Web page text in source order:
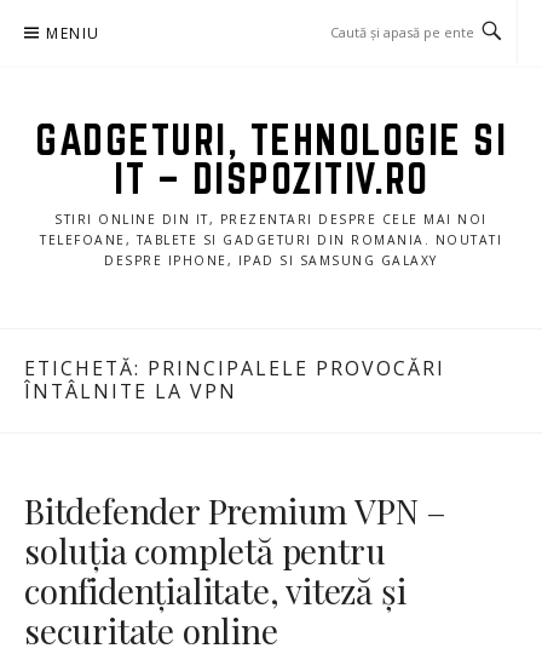
MENIU
GADGETURI, TEHNOLOGIE SI
IT – DISPOZITIV.RO
STIRI ONLINE DIN IT, PREZENTARI DESPRE CELE MAI NOI
TELEFOANE, TABLETE SI GADGETURI DIN ROMANIA. NOUTATI
DESPRE IPHONE, IPAD SI SAMSUNG GALAXY
ETICHETĂ: PRINCIPALELE PROVOCĂRI
ÎNTÂLNITE LA VPN
Bitdefender Premium VPN –
soluția completă pentru
confidențialitate, viteză și
securitate online